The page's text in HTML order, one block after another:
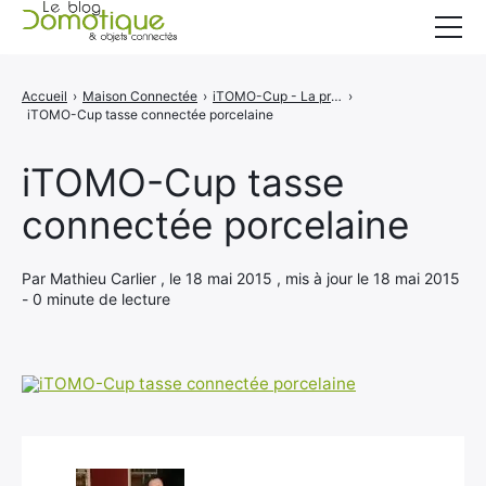
iTOMO-Cup tasse
connectée porcelaine
Par Mathieu Carlier , le 18 mai 2015 , mis à jour le 18 mai 2015
- 0 minute de lecture
Accueil › Maison Connectée › iTOMO-Cup - La première tasse connectée en porcelaine ›
iTOMO-Cup tasse connectée porcelaine
Catégories
A propos
CONTACT